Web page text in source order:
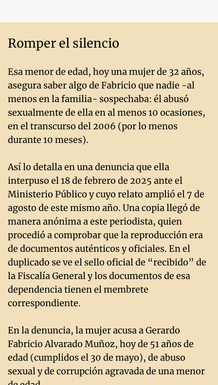
Romper el silencio
Esa menor de edad, hoy una mujer de 32 años,
asegura saber algo de Fabricio que nadie -al
menos en la familia- sospechaba: él abusó
sexualmente de ella en al menos 10 ocasiones,
en el transcurso del 2006 (por lo menos
durante 10 meses).
Así lo detalla en una denuncia que ella
interpuso el 18 de febrero de 2025 ante el
Ministerio Público y cuyo relato amplió el 7 de
agosto de este mismo año. Una copia llegó de
manera anónima a este periodista, quien
procedió a comprobar que la reproducción era
de documentos auténticos y oficiales. En el
duplicado se ve el sello oficial de “recibido” de
la Fiscalía General y los documentos de esa
dependencia tienen el membrete
correspondiente.
En la denuncia, la mujer acusa a Gerardo
Fabricio Alvarado Muñoz, hoy de 51 años de
edad (cumplidos el 30 de mayo), de abuso
sexual y de corrupción agravada de una menor